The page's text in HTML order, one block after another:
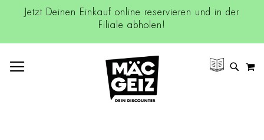
Jetzt Deinen Einkauf online reservieren und in der
Filiale abholen!
SUCHE